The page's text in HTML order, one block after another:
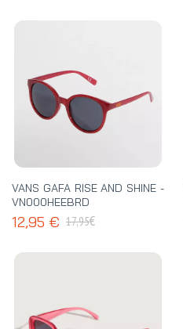
VANS GAFA RISE AND SHINE -
VN000HEEBRD
12,95 € 17,95€